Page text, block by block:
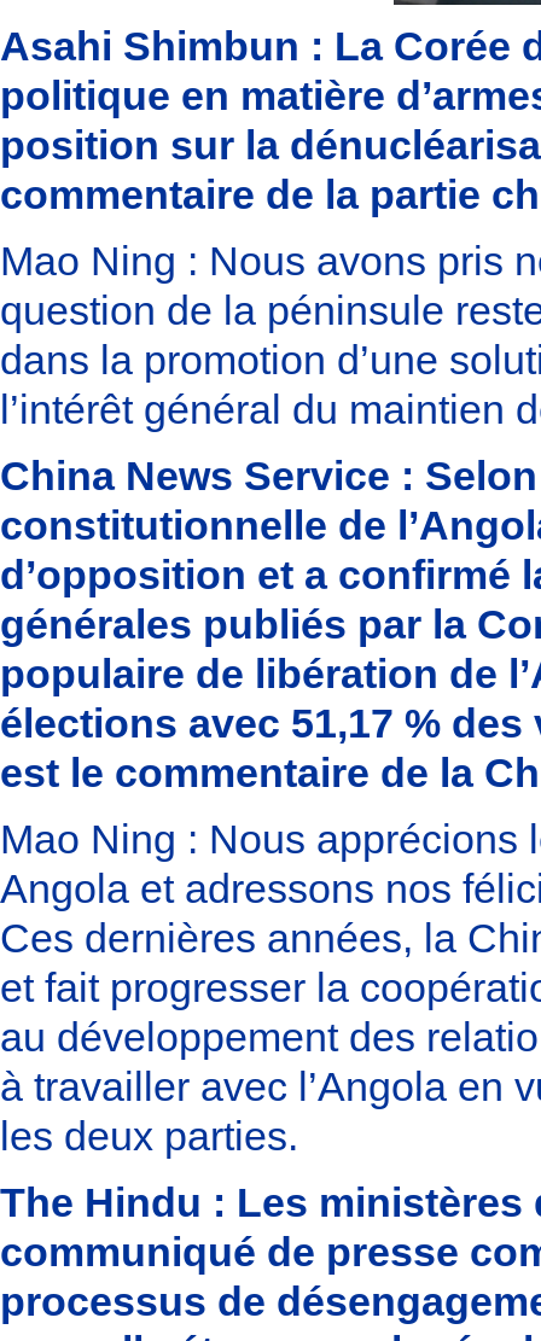
Asahi Shimbun : La Corée
politique en matière
position sur la
commentaire de la partie
Mao Ning : Nous avons pris
question de la péninsule
dans la promotion d’une
l’intérêt général du maintien
China News Service :
constitutionnelle de
d’opposition et a confirmé
générales publiés par la
populaire de libération de
élections avec 51,17 %
est le commentaire de la
Mao Ning : Nous apprécions
Angola et adressons nos
Ces dernières années, la
et fait progresser la
au développement des
à travailler avec l’Angola en
les deux parties.
The Hindu : Les
communiqué de presse
processus de